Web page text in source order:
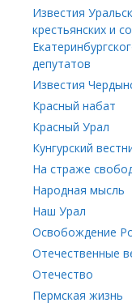
Известия
крестьянских и
депутатов
Известия
Красный набат
Красный Урал
Кунгурский
На страже
Народная мысль
Наш Урал
Освобождение
Отечественные
Отечество
Пермская жизнь